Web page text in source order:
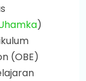
)
(OBE)